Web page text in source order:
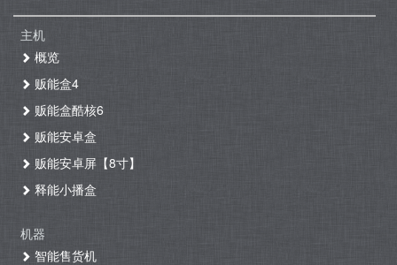
主机
概览
贩能盒4
贩能盒酷核6
贩能安卓盒
贩能安卓屏【8寸】
释能小播盒
机器
智能售货机